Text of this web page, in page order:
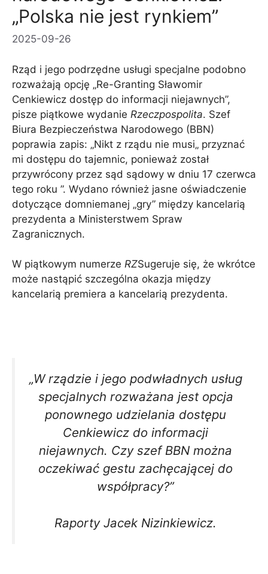
„Polska nie jest rynkiem”
2025-09-26
Rząd i jego podrzędne usługi specjalne podobno
rozważają opcję „Re-Granting Sławomir
Cenkiewicz dostęp do informacji niejawnych”,
pisze piątkowe wydanie Rzeczpospolita. Szef
Biura Bezpieczeństwa Narodowego (BBN)
poprawia zapis: „Nikt z rządu nie musi„ przyznać
mi dostępu do tajemnic, ponieważ został
przywrócony przez sąd sądowy w dniu 17 czerwca
tego roku ”. Wydano również jasne oświadczenie
dotyczące domniemanej „gry” między kancelarią
prezydenta a Ministerstwem Spraw
Zagranicznych.
W piątkowym numerze RZSugeruje się, że wkrótce
może nastąpić szczególna okazja między
kancelarią premiera a kancelarią prezydenta.
„W rządzie i jego podwładnych usług
specjalnych rozważana jest opcja
ponownego udzielania dostępu
Cenkiewicz do informacji
niejawnych. Czy szef BBN można
oczekiwać gestu zachęcającej do
współpracy?”
Raporty Jacek Nizinkiewicz.